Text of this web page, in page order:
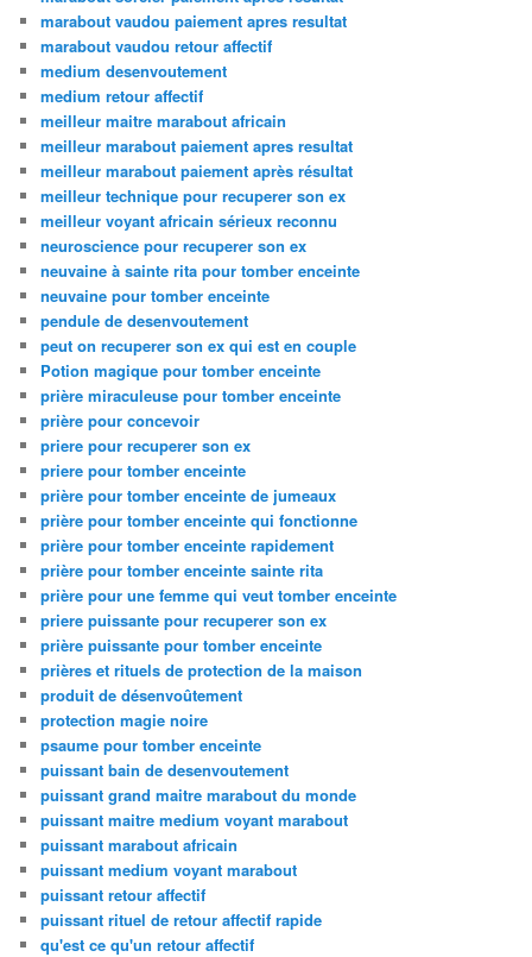
marabout vaudou paiement apres resultat
marabout vaudou retour affectif
medium desenvoutement
medium retour affectif
meilleur maitre marabout africain
meilleur marabout paiement apres resultat
meilleur marabout paiement après résultat
meilleur technique pour recuperer son ex
meilleur voyant africain sérieux reconnu
neuroscience pour recuperer son ex
neuvaine à sainte rita pour tomber enceinte
neuvaine pour tomber enceinte
pendule de desenvoutement
peut on recuperer son ex qui est en couple
Potion magique pour tomber enceinte
prière miraculeuse pour tomber enceinte
prière pour concevoir
priere pour recuperer son ex
priere pour tomber enceinte
prière pour tomber enceinte de jumeaux
prière pour tomber enceinte qui fonctionne
prière pour tomber enceinte rapidement
prière pour tomber enceinte sainte rita
prière pour une femme qui veut tomber enceinte
priere puissante pour recuperer son ex
prière puissante pour tomber enceinte
prières et rituels de protection de la maison
produit de désenvoûtement
protection magie noire
psaume pour tomber enceinte
puissant bain de desenvoutement
puissant grand maitre marabout du monde
puissant maitre medium voyant marabout
puissant marabout africain
puissant medium voyant marabout
puissant retour affectif
puissant rituel de retour affectif rapide
qu'est ce qu'un retour affectif